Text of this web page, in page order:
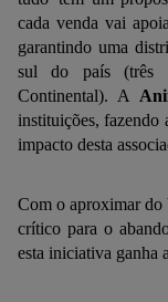
cada venda vai
garantindo uma
sul do país (três
Continental). A
instituições, fazendo
impacto desta
Com o aproximar
crítico para o
esta iniciativa ganha